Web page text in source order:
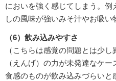
においを強く感じてしまう。
しの風味が強いみそ汁やお吸い
（6）飲み込みやすさ
（こちらは感覚の問題とは少
（えんげ）の力が未発達なケ
食感のものが飲み込みづらい